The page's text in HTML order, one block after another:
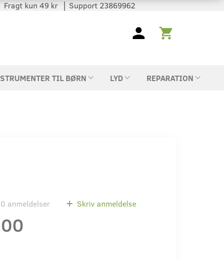
kun 49 kr │ Support 23869962
TIL BØRN LYD REPARATION
0 anmeldelser Skriv anmeldelse